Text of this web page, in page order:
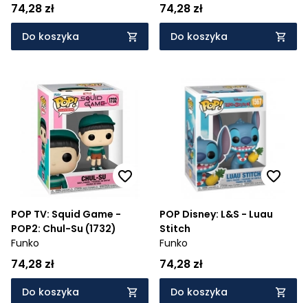
74,28 zł
Do koszyka
74,28 zł
Do koszyka
POP TV: Squid Game -
POP2: Chul-Su (1732)
Funko
74,28 zł
Do koszyka
POP Disney: L&S - Luau
Stitch
Funko
74,28 zł
Do koszyka